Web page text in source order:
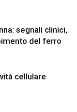
segnali clinici,
del ferro
cellulare